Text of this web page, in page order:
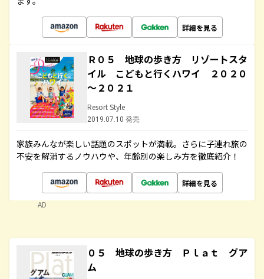
詳細を見る
Ｒ０５ 地球の歩き方 リゾートスタ
イル こどもと行くハワイ ２０２０
～２０２１
Resort Style
2019.07.10 発売
家族みんなが楽しい話題のスポットが満載。さらに子連れ旅の
不安を解消するノウハウや、年齢別の楽しみ方を徹底紹介！
詳細を見る
AD
０５ 地球の歩き方 Ｐｌａｔ グア
ム